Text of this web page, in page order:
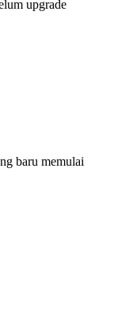
upgrade
baru memulai